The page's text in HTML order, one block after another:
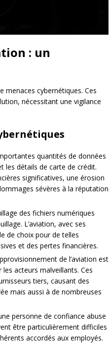
: un
menaces cybernétiques. Ces
nécessitant une vigilance
quantités de données
les détails de carte de crédit.
significatives, une érosion
sévères à la réputation
des fichiers numériques
L’aviation, avec ses
de choix pour de telles
et des pertes financières.
de l’aviation est
acteurs malveillants. Ces
tiers, causant des
mais aussi à de nombreuses
personne de confiance abuse
être particulièrement difficiles
accordés aux employés.